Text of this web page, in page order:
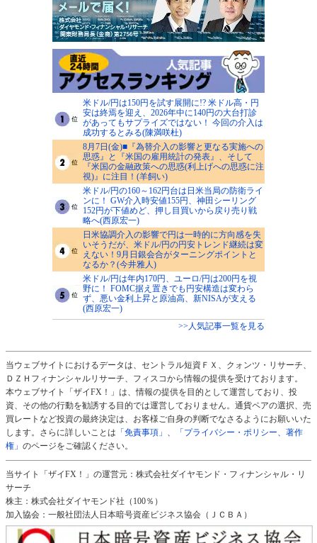
米ドル/円は150円を試す展開に!? 米ドル高・円
安は終焉を迎え、2026年中に140円の大台打診
があってもサプライズではない！ 今回の介入は
成功するとみる(陳満咲杜)
8月7日(金)■『為替介入の影響と更なる実施への
思惑』と『米国の雇用統計の発表』、そして
『米国の金融政策への思惑(利上げへの思惑に注
視)』に注目！(羊飼い)
米ドル/円の160～162円台は日米当局の防衛ライ
ンに！ GW介入時安値155円、神田シーリング
152円が下値めど、押し目買いから戻り売り戦
略へ(西原宏一)
日米協調介入の影響で円は一時的に方向感を失
いそうだが、米ドル/円の円安トレンド継続は変
えない！9月日銀会合がターニングポイントと
なるか？(今井雅人)
米ドル/円は年内170円、ユーロ/円は200円を視
野に！ FOMC据え置きでも円安構造は変わら
ず、悪い金利上昇と原油高、新NISAが支える
(西原宏一)
>>人気記事一覧を見る
当ウェブサイトにおけるデータは、セントラル短資ＦＸ、クォンツ・リサーチ、
ＤＺＨフィナンシャルリサーチ、フィスコから情報の提供を受けております。
本ウェブサイト「ザイFX！」は、情報の提供を目的として運営しており、投
資、その他の行動を勧誘する目的では運営しておりません。通貨ペアの選択、売
買レートなど投資の最終決定は、お客様ご自身の判断でなさるようにお願いいた
します。さらに詳しいことは 「免責事項」 、
「プライバシー・ポリシー、著作
権」 のページをご確認ください。
当サイト「ザイFX！」の運営元：株式会社ダイヤモンド・フィナンシャル・リ
サーチ
株主：株式会社ダイヤモンド社（100％）
加入協会：一般社団法人日本暗号資産ビジネス協会（ＪＣＢＡ）